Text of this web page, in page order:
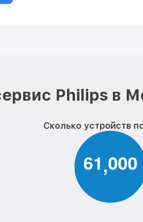
Philips в
Сколько устройств
61,000